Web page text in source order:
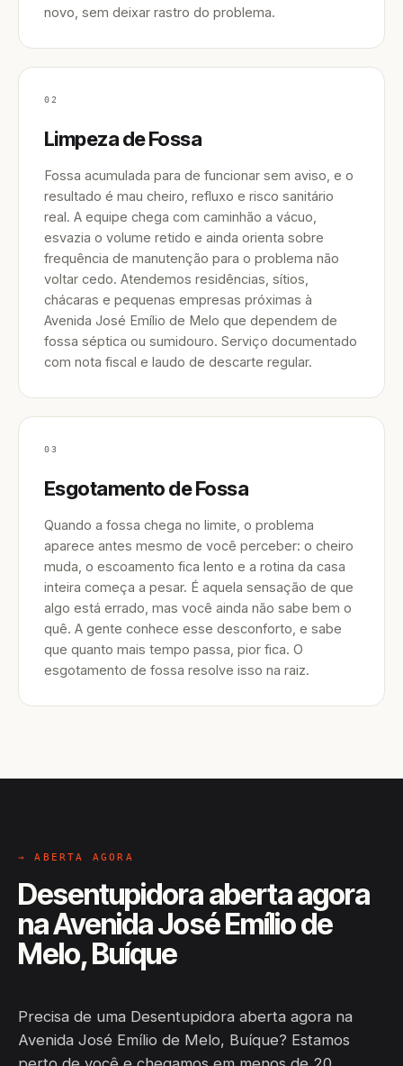
novo, sem deixar rastro do problema.
02
Limpeza de Fossa
Fossa acumulada para de funcionar sem aviso, e o
resultado é mau cheiro, refluxo e risco sanitário
real. A equipe chega com caminhão a vácuo,
esvazia o volume retido e ainda orienta sobre
frequência de manutenção para o problema não
voltar cedo. Atendemos residências, sítios,
chácaras e pequenas empresas próximas à
Avenida José Emílio de Melo que dependem de
fossa séptica ou sumidouro. Serviço documentado
com nota fiscal e laudo de descarte regular.
03
Esgotamento de Fossa
Quando a fossa chega no limite, o problema
aparece antes mesmo de você perceber: o cheiro
muda, o escoamento fica lento e a rotina da casa
inteira começa a pesar. É aquela sensação de que
algo está errado, mas você ainda não sabe bem o
quê. A gente conhece esse desconforto, e sabe
que quanto mais tempo passa, pior fica. O
esgotamento de fossa resolve isso na raiz.
→ ABERTA AGORA
Desentupidora aberta agora
na Avenida José Emílio de
Melo, Buíque
Precisa de uma Desentupidora aberta agora na
Avenida José Emílio de Melo, Buíque? Estamos